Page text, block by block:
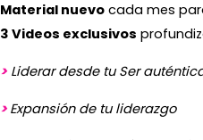
Material nuevo cada mes
3 Videos exclusivos
> Liderar desde tu Ser
> Expansión de tu liderazgo